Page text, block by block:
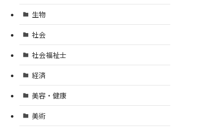
生物
社会
社会福祉士
経済
美容・健康
美術